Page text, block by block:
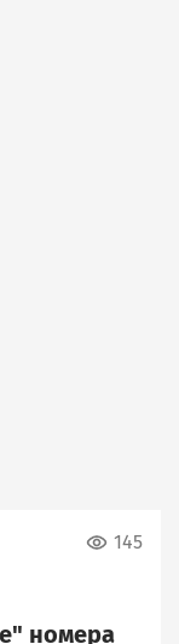
145
номера